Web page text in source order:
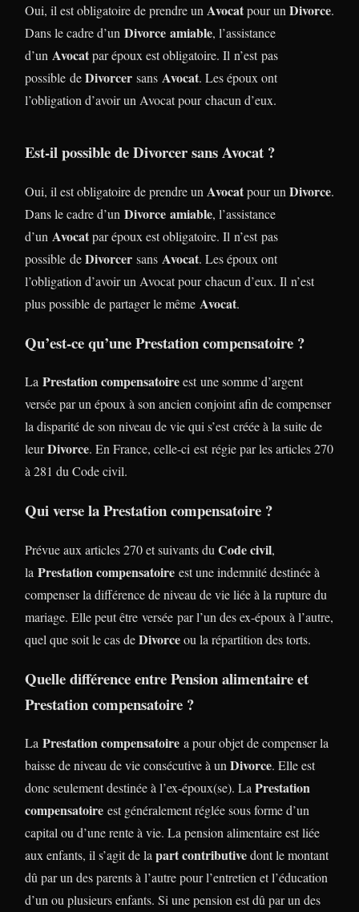
Oui, il est obligatoire de prendre unAvocatpour unDivorce.
Dans le cadre d’un Divorce amiable, l’assistance
d’un Avocatpar époux est obligatoire. Il n’est pas
possible deDivorcer sans Avocat. Les époux ont
l’obligation d’avoir un Avocat pour chacun d’eux.
Est-il possible de Divorcer sans Avocat ?
Oui, il est obligatoire de prendre un Avocatpour un Divorce.
Dans le cadre d’un Divorce amiable, l’assistance
d’un Avocatpar époux est obligatoire. Il n’est pas
possible deDivorcer sans Avocat. Les époux ont
l’obligation d’avoir un Avocat pour chacun d’eux. Il n’est
plus possible de partager le même Avocat.
Qu’est-ce qu’une Prestation compensatoire ?
La Prestation compensatoireest une somme d’argent
versée par un époux à son ancien conjoint afin de compenser
la disparité de son niveau de vie qui s’est créée à la suite de
leurDivorce. En France, celle-ci est régie par les articles 270
à 281 du Code civil.
Qui verse la Prestation compensatoire ?
Prévue aux articles 270 et suivants du Code civil,
la Prestation compensatoire est une indemnité destinée à
compenser la différence de niveau de vie liée à la rupture du
mariage. Elle peut être versée par l’un des ex-époux à l’autre,
quel que soit le cas deDivorceou la répartition des torts.
Quelle différence entre Pension alimentaire et
Prestation compensatoire ?
La Prestation compensatoire a pour objet de compenser la
baisse de niveau de vie consécutive à unDivorce. Elle est
donc seulement destinée à l’ex-époux(se). LaPrestation
compensatoire est généralement réglée sous forme d’un
capital ou d’une rente à vie. La pension alimentaire est liée
aux enfants, il s’agit de lapart contributivedont le montant
dû par un des parents à l’autre pour l’entretien et l’éducation
d’un ou plusieurs enfants. Si une pension est dû par un des